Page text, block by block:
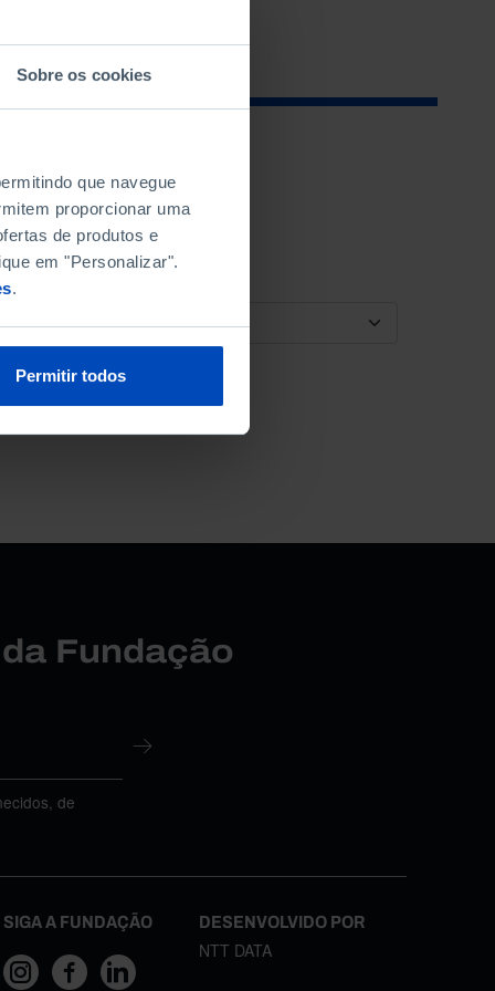
Sobre os cookies
que navegue
proporcionar uma
de produtos e
em "Personalizar".
.
Permitir todos
ORDENAR POR
Fundação
de
SIGA A FUNDAÇÃO DESENVOLVIDO POR
NTT DATA